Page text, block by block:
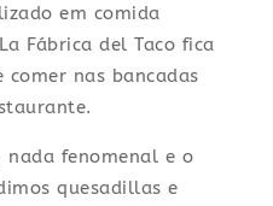
em comida
Fábrica del Taco fica
comer nas bancadas
nada fenomenal e o
quesadillas e